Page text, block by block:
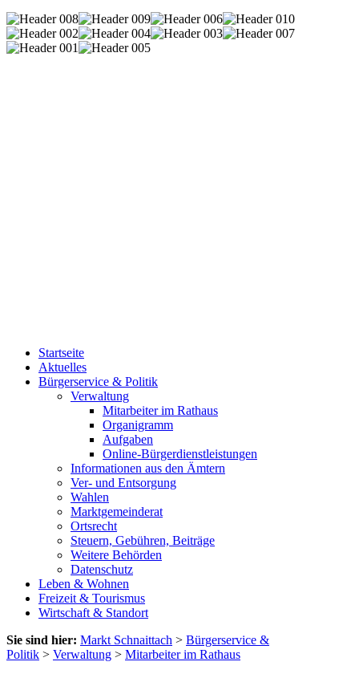
Startseite
Aktuelles
Bürgerservice & Politik
Verwaltung
Mitarbeiter im Rathaus
Organigramm
Aufgaben
Online-Bürgerdienstleistungen
Informationen aus den Ämtern
Ver- und Entsorgung
Wahlen
Marktgemeinderat
Ortsrecht
Steuern, Gebühren, Beiträge
Weitere Behörden
Datenschutz
Leben & Wohnen
Freizeit & Tourismus
Wirtschaft & Standort
Sie sind hier: Markt Schnaittach > Bürgerservice &
Politik > Verwaltung > Mitarbeiter im Rathaus